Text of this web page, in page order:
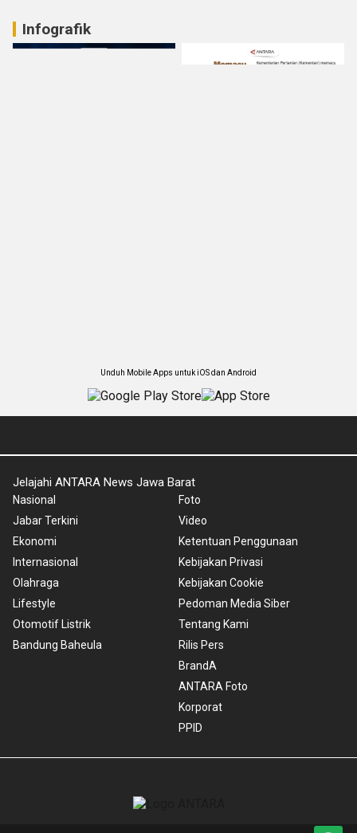
Infografik
Unduh Mobile Apps untuk iOS dan Android
Jelajahi ANTARA News Jawa Barat
Nasional
Jabar Terkini
Ekonomi
Internasional
Olahraga
Lifestyle
Otomotif Listrik
Bandung Baheula
Foto
Video
Ketentuan Penggunaan
Kebijakan Privasi
Kebijakan Cookie
Pedoman Media Siber
Tentang Kami
Rilis Pers
BrandA
ANTARA Foto
Korporat
PPID